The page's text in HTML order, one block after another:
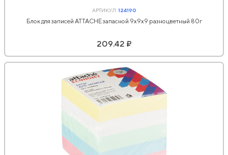
АРТИКУЛ:124190
Блок для записей ATTACHE запасной 9х9х9 разноцветный 80г
209.42 ₽